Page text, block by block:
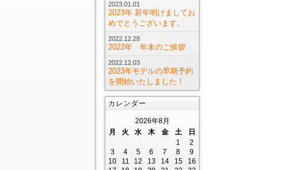
2023.01.01
2023年 新年明けましてお
めでとうございます。
2022.12.28
2022年 年末のご挨拶
2022.12.03
2023年モデルの早期予約
を開始いたしました！
カレンダー
2026年8月
月
火 水 木 金 土 日
1
2
3
4 5 6 7 8
9
10
11 12 13 14 15
16